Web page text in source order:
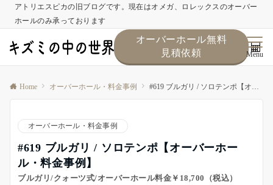
アトリエスピカの旧ブログです。現在はオメガ、ロレックスのオーバー
ホールのみ承っております
オーバーホール無料
見積依頼
Menu
Home オーバーホール・料金事例 #619 ブルガリ / ソロテンポ【オーバーホール・料金事例】
オーバーホール・料金事例
#619 ブルガリ / ソロテンポ【オーバーホー
ル・料金事例】
ブルガリ/クォーツ式/オーバーホール料金￥18,700（税込）